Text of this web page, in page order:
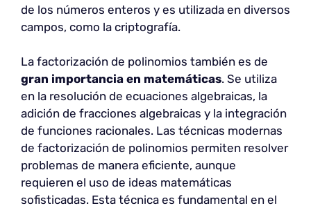
de los números enteros y es utilizada en diversos
campos, como la criptografía.
La factorización de polinomios también es de
gran importancia en matemáticas. Se utiliza
en la resolución de ecuaciones algebraicas, la
adición de fracciones algebraicas y la integración
de funciones racionales. Las técnicas modernas
de factorización de polinomios permiten resolver
problemas de manera eficiente, aunque
requieren el uso de ideas matemáticas
sofisticadas. Esta técnica es fundamental en el